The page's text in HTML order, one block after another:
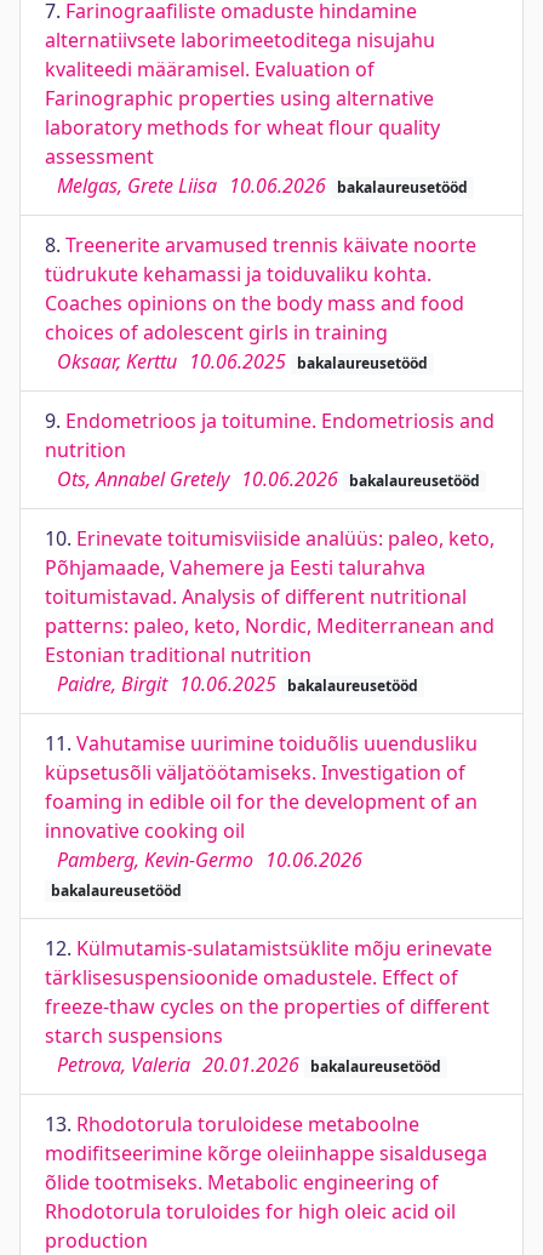
7. Farinograafiliste omaduste hindamine
alternatiivsete laborimeetoditega nisujahu
kvaliteedi määramisel. Evaluation of
Farinographic properties using alternative
laboratory methods for wheat flour quality
assessment
Melgas, Grete Liisa 10.06.2026 bakalaureusetööd
8. Treenerite arvamused trennis käivate noorte
tüdrukute kehamassi ja toiduvaliku kohta.
Coaches opinions on the body mass and food
choices of adolescent girls in training
Oksaar, Kerttu 10.06.2025 bakalaureusetööd
9. Endometrioos ja toitumine. Endometriosis and
nutrition
Ots, Annabel Gretely 10.06.2026 bakalaureusetööd
10. Erinevate toitumisviiside analüüs: paleo, keto,
Põhjamaade, Vahemere ja Eesti talurahva
toitumistavad. Analysis of different nutritional
patterns: paleo, keto, Nordic, Mediterranean and
Estonian traditional nutrition
Paidre, Birgit 10.06.2025 bakalaureusetööd
11. Vahutamise uurimine toiduõlis uuendusliku
küpsetusõli väljatöötamiseks. Investigation of
foaming in edible oil for the development of an
innovative cooking oil
Pamberg, Kevin-Germo 10.06.2026
bakalaureusetööd
12. Külmutamis-sulatamistsüklite mõju erinevate
tärklisesuspensioonide omadustele. Effect of
freeze-thaw cycles on the properties of different
starch suspensions
Petrova, Valeria 20.01.2026 bakalaureusetööd
13. Rhodotorula toruloidese metaboolne
modifitseerimine kõrge oleiinhappe sisaldusega
õlide tootmiseks. Metabolic engineering of
Rhodotorula toruloides for high oleic acid oil
production